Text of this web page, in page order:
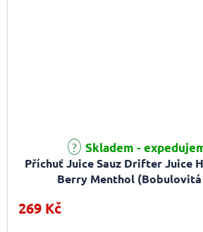
Příchuť Juice Sauz Drifter Juice
Berry Menthol (Bobulovitá
Skladem -
269 Kč